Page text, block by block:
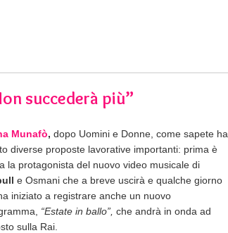
succederà più”
Munafò, dopo Uomini e Donne, come sapete ha
diverse proposte lavorative importanti: prima è
la protagonista del nuovo video musicale di
e Osmani che a breve uscirà e qualche giorno
iniziato a registrare anche un nuovo
“Estate in ballo”, che andrà in onda ad
sulla Rai.